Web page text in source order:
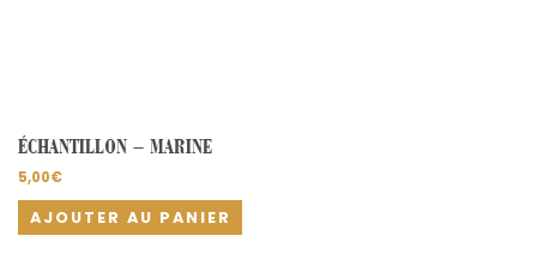
ÉCHANTILLON – MARINE
5,00€
AJOUTER AU PANIER